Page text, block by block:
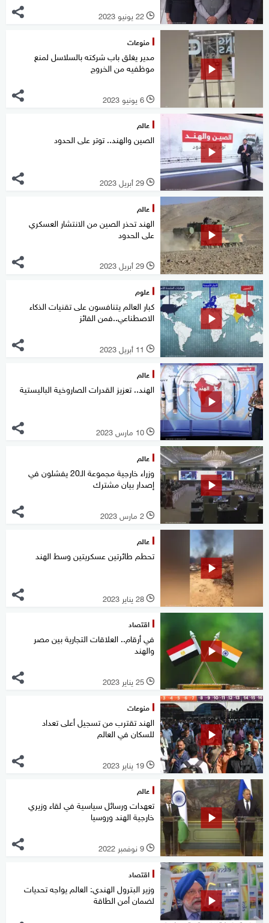
l 22 يونيو 2023
منوعات
مدير يغلق باب شركته بالسلاسل لمنع
موظفيه من الخروج
l 6 يونيو 2023
عالم
الصين والهند.. توتر على الحدود
l 29 أبريل 2023
عالم
الهند تحذر الصين من الانتشار العسكري
على الحدود
l 29 أبريل 2023
علوم
كبار العالم يتنافسون على تقنيات الذكاء
الاصطناعي..فمن الفائز
l 11 أبريل 2023
عالم
الهند.. تعزيز القدرات الصاروخية الباليستية
l 10 مارس 2023
عالم
وزراء خارجية مجموعة الـ20 يفشلون في
إصدار بيان مشترك
l 2 مارس 2023
عالم
تحطم طائرتين عسكريتين وسط الهند
l 28 يناير 2023
اقتصاد
في أرقام.. العلاقات التجارية بين مصر
والهند
l 25 يناير 2023
منوعات
الهند تقترب من تسجيل أعلى تعداد
للسكان في العالم
l 19 يناير 2023
عالم
تعهدات ورسائل سياسية في لقاء وزيري
خارجية الهند وروسيا
l 9 نوفمبر 2022
اقتصاد
وزير البترول الهندي: العالم يواجه تحديات
لضمان أمن الطاقة